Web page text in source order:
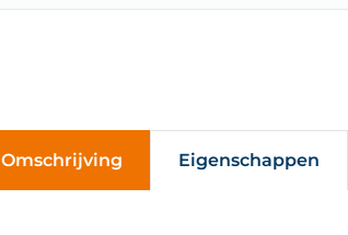
Omschrijving Eigenschappen